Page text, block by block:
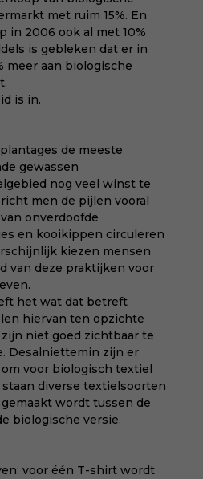
met ruim 15%. En
in 2006 ook al met 10%
is gebleken dat er in
meer aan biologische
is in.
de meeste
gewassen
nog veel winst te
men de pijlen vooral
onverdoofde
en kooikippen circuleren
kiezen mensen
van deze praktijken voor
het wat dat betreft
hiervan ten opzichte
niet goed zichtbaar te
Desalniettemin zijn er
voor biologisch textiel
diverse textielsoorten
wordt tussen de
biologische versie.
voor één T-shirt wordt